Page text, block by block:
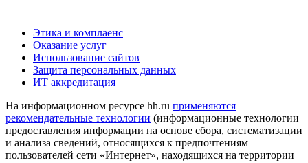
Этика и комплаенс
Оказание услуг
Использование сайтов
Защита персональных данных
ИТ аккредитация
На информационном ресурсе hh.ru применяются
рекомендательные технологии (информационные технологии
предоставления информации на основе сбора, систематизации
и анализа сведений, относящихся к предпочтениям
пользователей сети «Интернет», находящихся на территории